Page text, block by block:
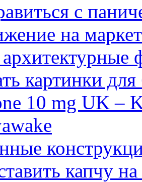
с
на
картинки
10 mg UK –
капчу